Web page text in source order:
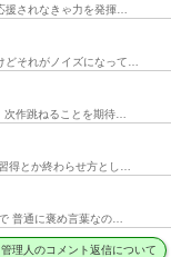
援されなきゃ力を発揮…
どそれがノイズになって…
作跳ねることを期待…
得とか終わらせ方とし…
普通に褒め言葉なの…
管理人のコメント返信について